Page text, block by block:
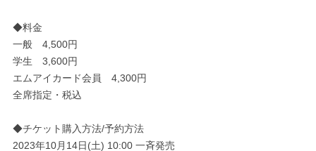
◆料金
一般 4,500円
学生 3,600円
エムアイカード会員 4,300円
全席指定・税込
◆チケット購入方法/予約方法
2023年10月14日(土) 10:00 一斉発売